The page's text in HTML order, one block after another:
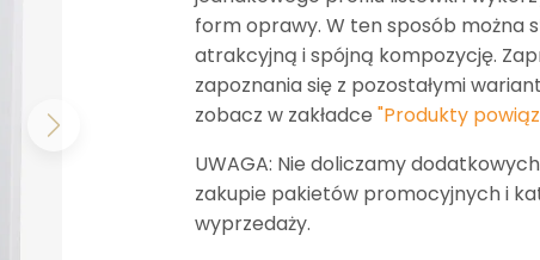
Next
form oprawy. W ten sposób można
atrakcyjną i spójną kompozycję.
zapoznania się z pozostałymi
zobacz w zakładce "Produkty
UWAGA: Nie doliczamy
zakupie pakietów promocyjnych i
wyprzedaży.